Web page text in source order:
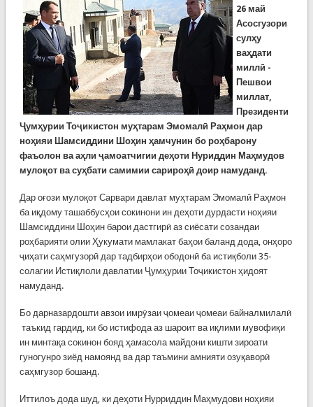
26 май
Асосгузори
сулҳу
ваҳдати
миллӣ -
Пешвои
миллат,
Президенти
Ҷумҳурии Тоҷикистон муҳтарам Эмомалӣ Раҳмон дар
ноҳияи Шамсиддини Шоҳин ҳамчунин бо роҳбарону
фаъолон ва аҳли ҷамоатчигии деҳоти Нуриддин Маҳмудов
мулоқот ва суҳбати самимии сарироҳӣ доир намуданд.
Дар оғози мулоқот Сарвари давлат муҳтарам Эмомалӣ Раҳмон
ба иқдому ташаббусҳои сокинони ин деҳоти дурдасти ноҳияи
Шамсиддини Шоҳин барои дастгирӣ аз сиёсати созандаи
роҳбарияти олии Ҳукумати мамлакат баҳои баланд дода, онҳоро
ҷиҳати саҳмгузорӣ дар тадбирҳои ободонӣ ба истиқболи 35-
солагии Истиқлоли давлатии Ҷумҳурии Тоҷикистон ҳидоят
намуданд.
Бо дарназардошти авзои имрӯзаи ҷомеаи ҷомеаи байналмилалӣ
таъкид гардид, ки бо истифода аз шароит ва иқлими мувофиқи
ин минтақа сокинон бояд ҳамасола майдони кишти зироати
гуногунро зиёд намоянд ва дар таъмини амнияти озуқаворӣ
саҳмгузор бошанд.
Иттилоъ дода шуд, ки деҳоти Нурриддин Маҳмудови ноҳияи